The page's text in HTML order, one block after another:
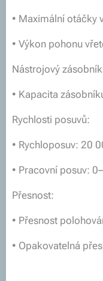
• Maximální otáčky
• Výkon pohonu
Nástrojový
• Kapacita
Rychlosti posuvů:
• Rychloposuv: 20
• Pracovní posuv:
Přesnost:
• Přesnost
• Opakovatelná